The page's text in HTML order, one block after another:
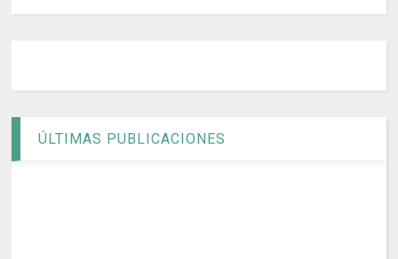
ÚLTIMAS PUBLICACIONES